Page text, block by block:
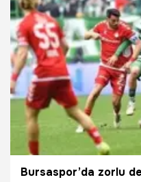
4.03.2026 Bursa
Bursaspor’da zorlu